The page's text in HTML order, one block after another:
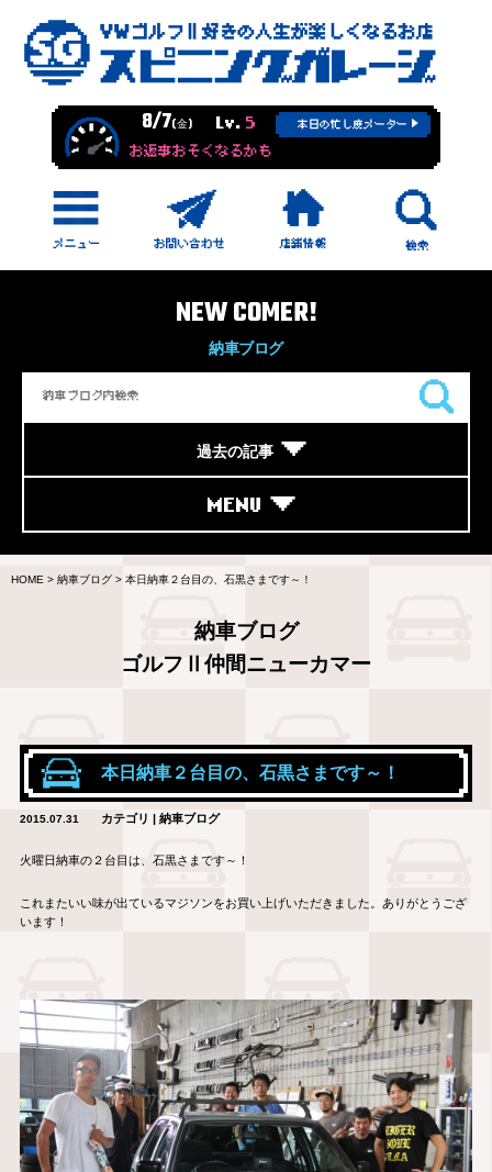
8/7(金) Lv. 5 本日の忙し度メーター
お返事おそくなるかも
NEW COMER!
納車ブログ
過去の記事
MENU
HOME > 納車ブログ > 本日納車２台目の、石黒さまです～！
納車ブログ
ゴルフⅡ仲間ニューカマー
本日納車２台目の、石黒さまです～！
2015.07.31 カテゴリ | 納車ブログ
火曜日納車の２台目は、石黒さまです～！
これまたいい味が出ているマジソンをお買い上げいただきました。ありがとうござ
います！